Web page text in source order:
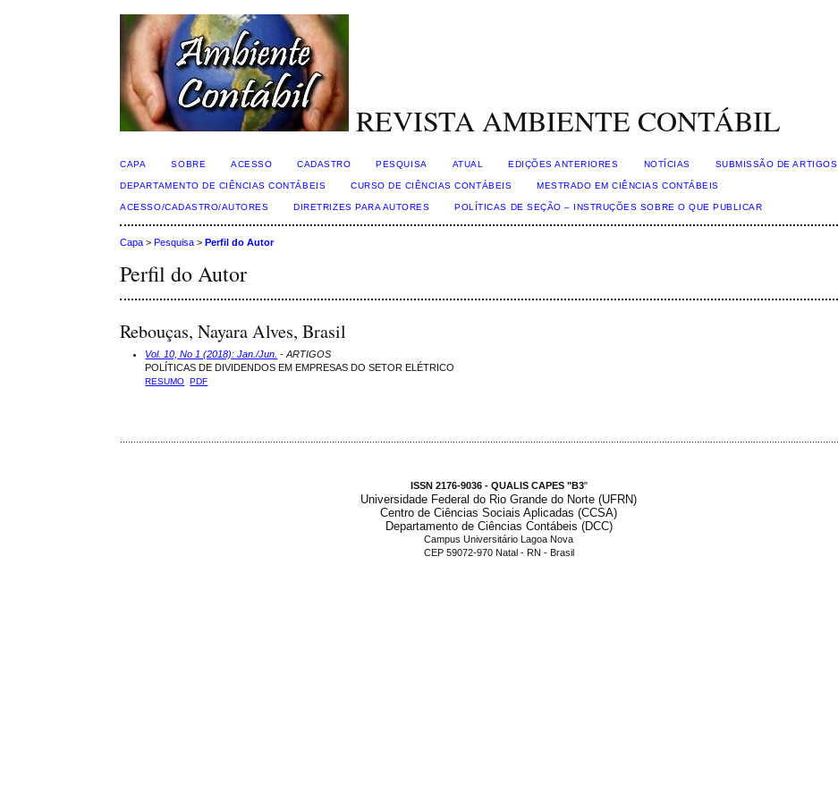
REVISTA AMBIENTE CONTÁBIL
CAPA SOBRE ACESSO CADASTRO PESQUISA ATUAL EDIÇÕES ANTERIORES NOTÍCIAS SUBMISSÃO DE ARTIGOS
DEPARTAMENTO DE CIÊNCIAS CONTÁBEIS CURSO DE CIÊNCIAS CONTÁBEIS MESTRADO EM CIÊNCIAS CONTÁBEIS
ACESSO/CADASTRO/AUTORES DIRETRIZES PARA AUTORES POLÍTICAS DE SEÇÃO – INSTRUÇÕES SOBRE O QUE PUBLICAR
Capa >Pesquisa >Perfil do Autor
Perfil do Autor
Rebouças, Nayara Alves, Brasil
Vol. 10, No 1 (2018): Jan./Jun. - ARTIGOS
POLÍTICAS DE DIVIDENDOS EM EMPRESAS DO SETOR ELÉTRICO
RESUMO PDF
ISSN 2176-9036 - QUALIS CAPES "B3"
Universidade Federal do Rio Grande do Norte (UFRN)
Centro de Ciências Sociais Aplicadas (CCSA)
Departamento de Ciências Contábeis (DCC)
Campus Universitário Lagoa Nova
CEP 59072-970 Natal - RN - Brasil